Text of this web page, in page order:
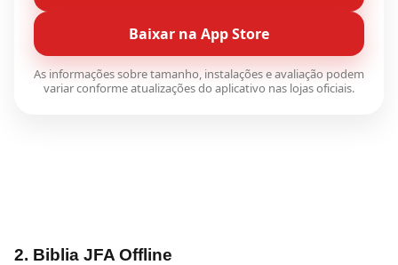
Baixar na App Store
As informações sobre tamanho, instalações e avaliação podem
variar conforme atualizações do aplicativo nas lojas oficiais.
2. Biblia JFA Offline